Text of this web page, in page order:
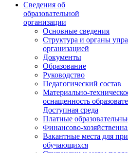
Сведения об
образовательной
организации
Основные сведения
Структура и органы
организацией
Документы
Образование
Руководство
Педагогический состав
Материально-
оснащенность
Доступная среда
Платные
Финансово-
Вакантные места для
обучающихся